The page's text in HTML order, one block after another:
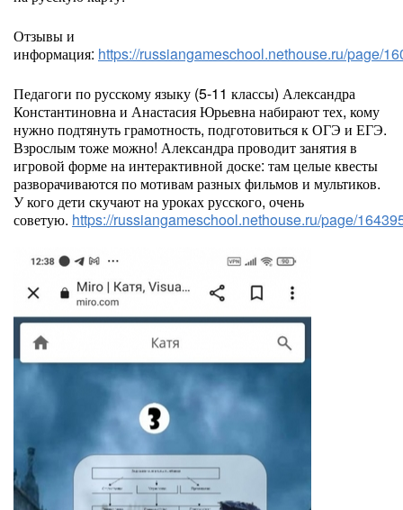
Отзывы и
информация: https://russiangameschool.nethouse.ru/page/
Педагоги по русскому языку (5-11 классы) Александра
Константиновна и Анастасия Юрьевна набирают тех, кому
нужно подтянуть грамотность, подготовиться к ОГЭ и ЕГЭ.
Взрослым тоже можно! Александра проводит занятия в
игровой форме на интерактивной доске: там целые квесты
разворачиваются по мотивам разных фильмов и мультиков.
У кого дети скучают на уроках русского, очень
советую. https://russiangameschool.nethouse.ru/page/